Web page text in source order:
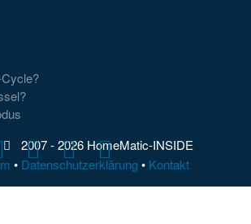
2007 - 2026 HomeMatic-INSIDE
• Datenschutzerklärung• Kontakt